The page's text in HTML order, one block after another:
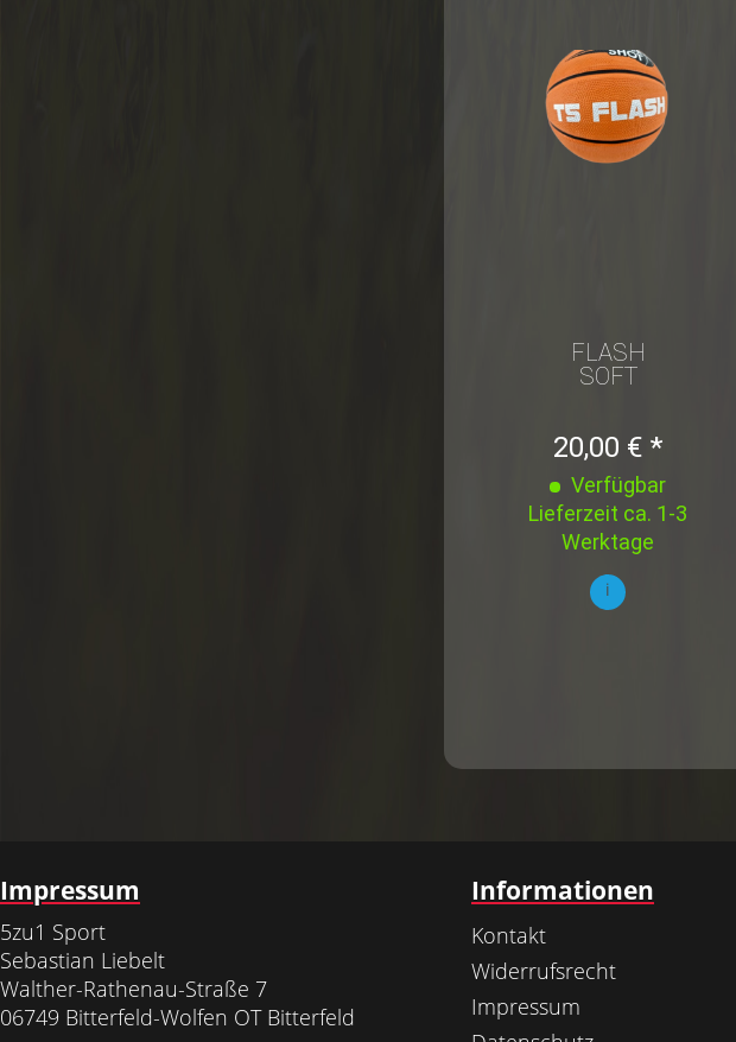
FLASH
SOFT
- GR.5
20,00 € *
Verfügbar
Lieferzeit ca. 1-3
Werktage
i
Impressum
5zu1 Sport
Sebastian Liebelt
Walther-Rathenau-Straße 7
06749 Bitterfeld-Wolfen OT Bitterfeld
Informationen
Kontakt
Widerrufsrecht
Impressum